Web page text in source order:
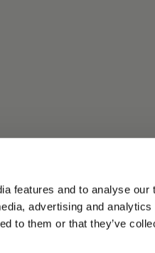
features and to analyse our
advertising and analytics
to them or that they’ve